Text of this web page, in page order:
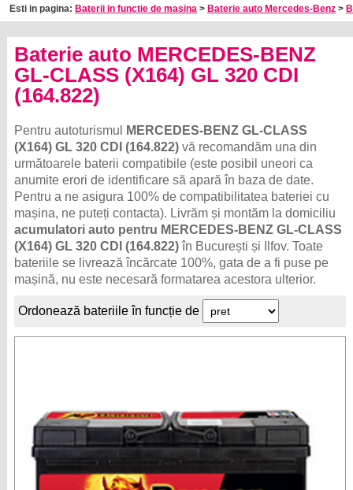
Esti in pagina: Baterii in functie de masina > Baterie auto Mercedes-Benz >
Baterie auto MERCEDES-BENZ
GL-CLASS (X164) GL 320 CDI
(164.822)
Pentru autoturismul
MERCEDES-BENZ GL-CLASS
(X164) GL 320 CDI (164.822) vă recomandăm una din
următoarele baterii compatibile (este posibil uneori ca
anumite erori de identificare să apară în baza de date.
Pentru a ne asigura 100% de compatibilitatea bateriei cu
mașina, ne puteți contacta). Livrăm și montăm la domiciliu
acumulatori auto pentru MERCEDES-BENZ GL-CLASS
(X164) GL 320 CDI (164.822)în București și Ilfov. Toate
bateriile se livrează încărcate 100%, gata de a fi puse pe
mașină, nu este necesară formatarea acestora ulterior.
Ordonează bateriile în funcție de